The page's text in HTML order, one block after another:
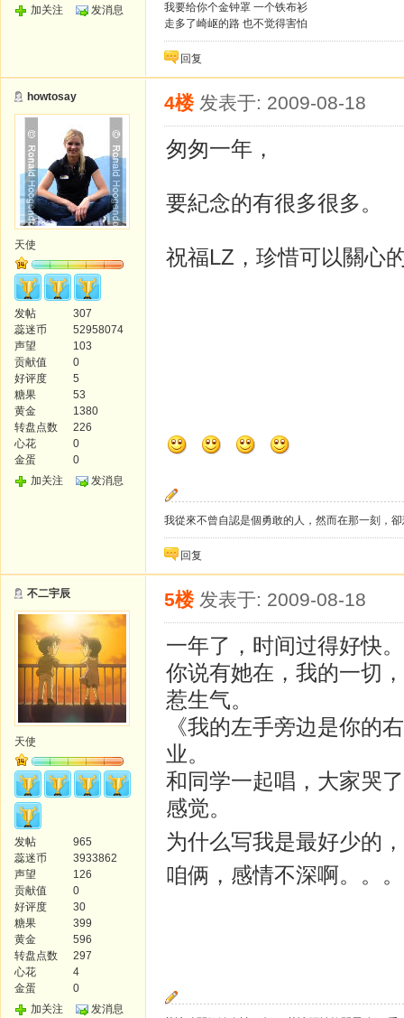
加关注
发消息
我要给你个金钟罩 一个铁布衫
走多了崎岖的路 也不觉得害怕
回复
howtosay
天使
发帖
307
蕊迷币
52958074
声望
103
贡献值
0
好评度
5
糖果
53
黄金
1380
转盘点数
226
心花
0
金蛋
0
加关注
发消息
4楼 发表于: 2009-08-18
匆匆一年，
要紀念的有很多很多。
祝福LZ，珍惜可以關心
我從來不曾自認是個勇敢的人，然而在那一刻，
回复
不二宇辰
天使
发帖
965
蕊迷币
3933862
声望
126
贡献值
0
好评度
30
糖果
399
黄金
596
转盘点数
297
心花
4
金蛋
0
加关注
发消息
5楼 发表于: 2009-08-18
一年了，时间过得好快。
你说有她在，我的一切
惹生气。
《我的左手旁边是你的
业。
和同学一起唱，大家哭
感觉。
为什么写我是最好少的
咱俩，感情不深啊。。